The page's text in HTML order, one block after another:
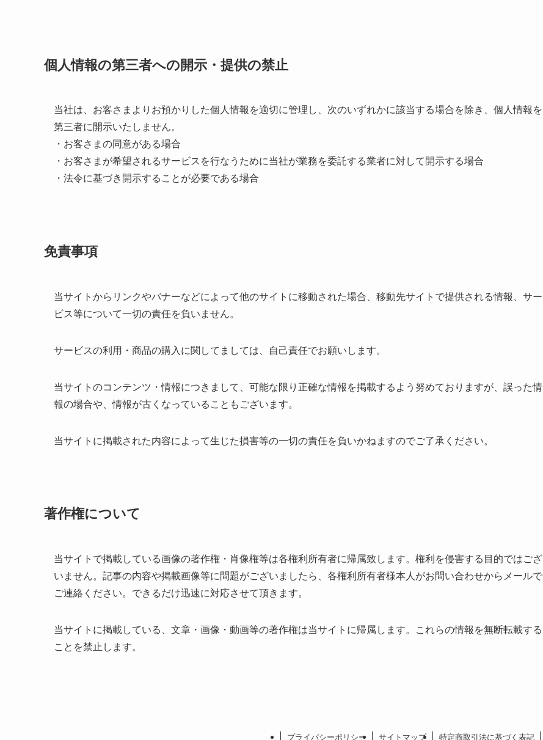
個人情報の第三者への開示・提供の禁止
当社は、お客さまよりお預かりした個人情報を適切に管理し、次のいずれかに該当する場合を除き、個人情報を
第三者に開示いたしません。
・お客さまの同意がある場合
・お客さまが希望されるサービスを行なうために当社が業務を委託する業者に対して開示する場合
・法令に基づき開示することが必要である場合
免責事項
当サイトからリンクやバナーなどによって他のサイトに移動された場合、移動先サイトで提供される情報、サー
ビス等について一切の責任を負いません。
サービスの利用・商品の購入に関してましては、自己責任でお願いします。
当サイトのコンテンツ・情報につきまして、可能な限り正確な情報を掲載するよう努めておりますが、誤った情
報の場合や、情報が古くなっていることもございます。
当サイトに掲載された内容によって生じた損害等の一切の責任を負いかねますのでご了承ください。
著作権について
当サイトで掲載している画像の著作権・肖像権等は各権利所有者に帰属致します。権利を侵害する目的ではござ
いません。記事の内容や掲載画像等に問題がございましたら、各権利所有者様本人がお問い合わせからメールで
ご連絡ください。できるだけ迅速に対応させて頂きます。
当サイトに掲載している、文章・画像・動画等の著作権は当サイトに帰属します。これらの情報を無断転載する
ことを禁止します。
プライバシーポリシー サイトマップ 特定商取引法に基づく表記